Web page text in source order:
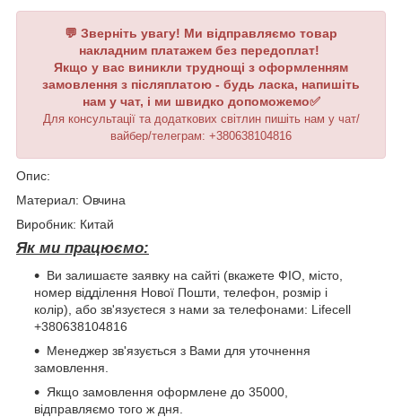
💬 Зверніть увагу! Ми відправляємо товар
накладним платажем без передоплат!
Якщо у вас виникли труднощі з оформленням
замовлення з післяплатою - будь ласка, напишіть
нам у чат, і ми швидко допоможемо✅
Для консультації та додаткових світлин пишіть нам у чат/
вайбер/телеграм: +380638104816
Опис:
Материал: Овчина
Виробник: Китай
Як ми працюємо:
Ви залишаєте заявку на сайті (вкажете ФІО, місто,
номер відділення Нової Пошти, телефон, розмір і
колір), або зв'язуєтеся з нами за телефонами: Lifecell
+380638104816
Менеджер зв'язується з Вами для уточнення
замовлення.
Якщо замовлення оформлене до 35000,
відправляємо того ж дня.